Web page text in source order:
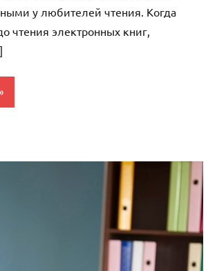
у любителей чтения. Когда
чтения электронных книг,